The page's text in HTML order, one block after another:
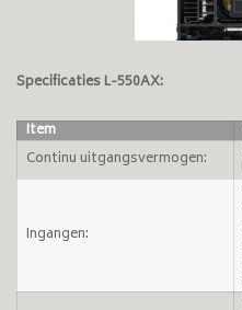
Specificaties L-550AX:
Item
Continu uitgangsvermogen:
Ingangen: